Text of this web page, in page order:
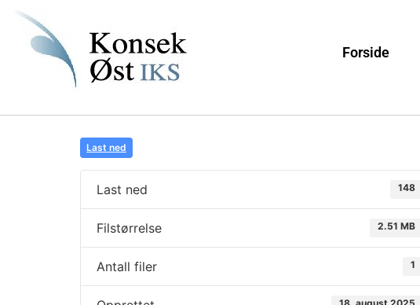
Forside
Last ned
Last ned 148
Filstørrelse 2.51 MB
Antall filer 1